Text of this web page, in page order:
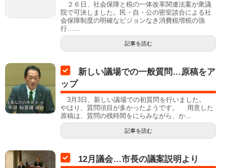
２６日、社会保障と税の一体改革関連法案が衆議
院で可決しました。民・自・公の密室談合による社
会保障制度の明確なビジョンなき消費税増税の強
行…...
記事を読む
新しい議場での一般質問…原稿をア
ップ
3月3日、新しい議場での初質問を行いました。
やはり、質問項目が多かったようです。 用意した
原稿は、質問の残時間をにらみながら、か...
記事を読む
12月議会…市長の議案説明より